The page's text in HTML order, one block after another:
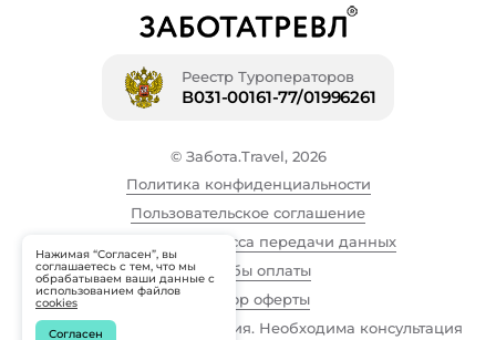
Реестр Туроператоров
В031-00161-77/01996261
© Забота.Travel, 2026
Политика конфиденциальности
Пользовательское соглашение
Описание процесса передачи данных
Способы оплаты
Договор оферты
Имеются противопоказания. Необходима консультация
Нажимая “Согласен”, вы
соглашаетесь с тем, что мы
обрабатываем ваши данные с
использованием файлов
cookies
Согласен